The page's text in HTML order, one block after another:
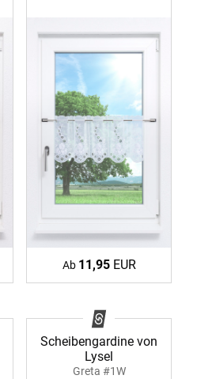
Ab 11,95EUR
Scheibengardine von
Lysel
Greta #1W